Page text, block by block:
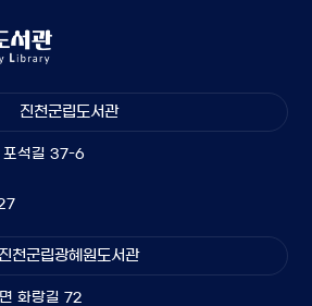
진천군립도서관
포석길 37-6
진천군립광혜원도서관
화랑길 72